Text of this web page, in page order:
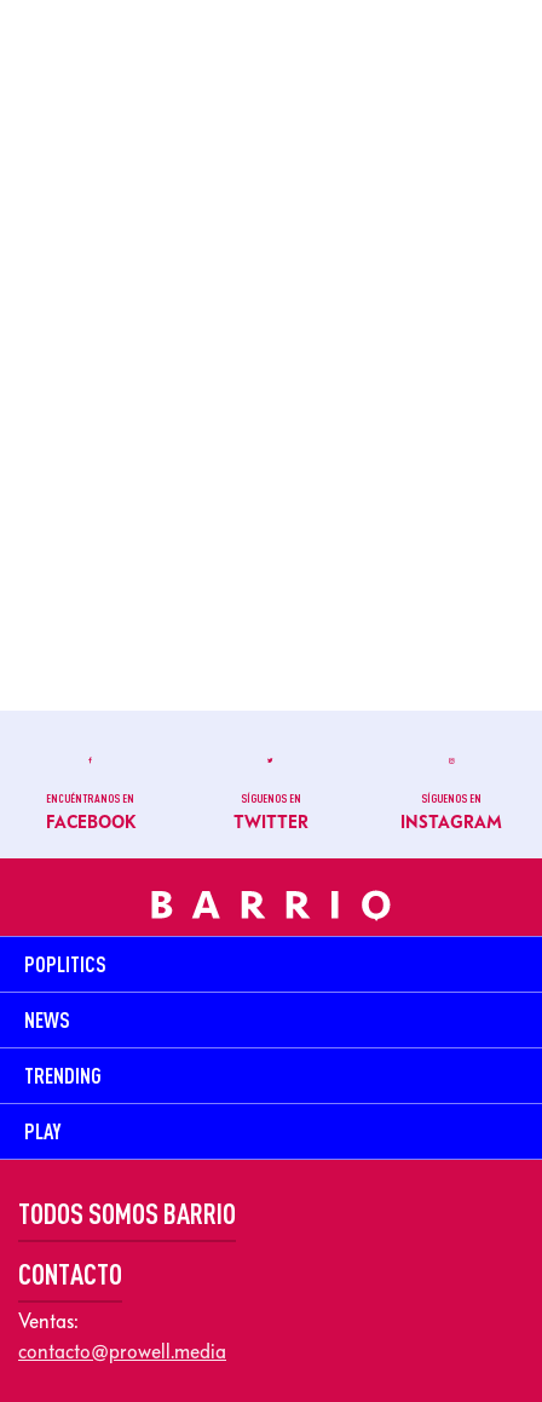
ENCUÉNTRANOS EN
FACEBOOK
SÍGUENOS EN
TWITTER
SÍGUENOS EN
INSTAGRAM
POPLITICS
NEWS
TRENDING
PLAY
TODOS SOMOS BARRIO
CONTACTO
Ventas:
contacto@prowell.media